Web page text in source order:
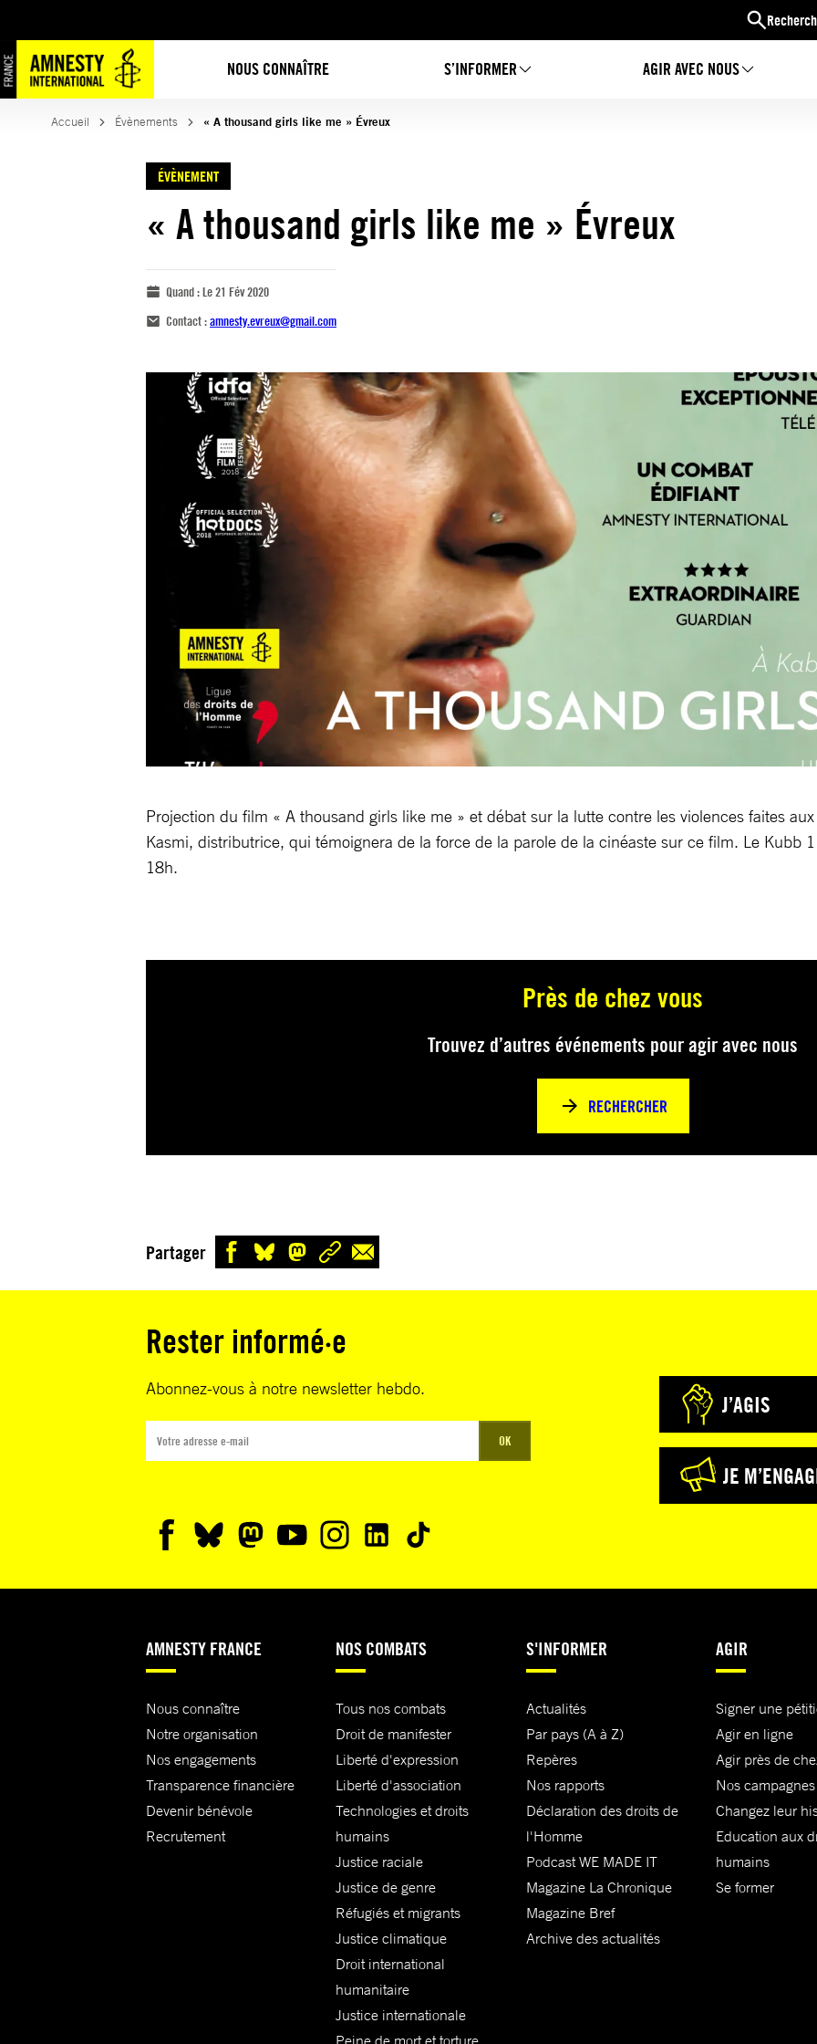
NOUS CONNAÎTRE S’INFORMER AGIR AVEC NOUS
Accueil Évènements « A thousand girls like me » Évreux
ÉVÈNEMENT
« A thousand girls like me » Évreux
Quand :Le 21 Fév 2020
Contact :amnesty.evreux@gmail.com
Projection du film « A thousand girls like me » et débat sur la lutte contre les violences faites
Kasmi, distributrice, qui témoignera de la force de la parole de la cinéaste sur ce film. Le Kubb
18h.
Près de chez vous
Trouvez d’autres événements pour agir avec nous
RECHERCHER
Partager
Rester informé·e
Abonnez-vous à notre newsletter hebdo.
OK
J’AGIS
JE
AMNESTY FRANCE
Nous connaître
Notre organisation
Nos engagements
Transparence financière
Devenir bénévole
Recrutement
NOS COMBATS
Tous nos combats
Droit de manifester
Liberté d'expression
Liberté d'association
Technologies et droits
humains
Justice raciale
Justice de genre
Réfugiés et migrants
Justice climatique
Droit international
humanitaire
Justice internationale
Peine de mort et torture
S'INFORMER
Actualités
Par pays (A à Z)
Repères
Nos rapports
Déclaration des droits de
l'Homme
Podcast WE MADE IT
Magazine La Chronique
Magazine Bref
Archive des actualités
AGIR
Signer une
Agir en ligne
Agir près de
Nos campagnes
Changez leur
Education aux
humains
Se former